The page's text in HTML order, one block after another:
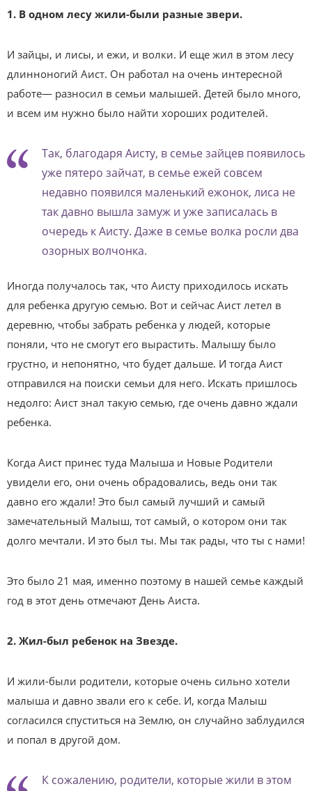
1. В одном лесу жили-были разные звери.
И зайцы, и лисы, и ежи, и волки. И еще жил в этом лесу
длинноногий Аист. Он работал на очень интересной
работе— разносил в семьи малышей. Детей было много,
и всем им нужно было найти хороших родителей.
Так, благодаря Аисту, в семье зайцев появилось
уже пятеро зайчат, в семье ежей совсем
недавно появился маленький ежонок, лиса не
так давно вышла замуж и уже записалась в
очередь к Аисту. Даже в семье волка росли два
озорных волчонка.
Иногда получалось так, что Аисту приходилось искать
для ребенка другую семью. Вот и сейчас Аист летел в
деревню, чтобы забрать ребенка у людей, которые
поняли, что не смогут его вырастить. Малышу было
грустно, и непонятно, что будет дальше. И тогда Аист
отправился на поиски семьи для него. Искать пришлось
недолго: Аист знал такую семью, где очень давно ждали
ребенка.
Когда Аист принес туда Малыша и Новые Родители
увидели его, они очень обрадовались, ведь они так
давно его ждали! Это был самый лучший и самый
замечательный Малыш, тот самый, о котором они так
долго мечтали. И это был ты. Мы так рады, что ты с нами!
Это было 21 мая, именно поэтому в нашей семье каждый
год в этот день от­мечают День Аиста.
2. Жил-был ребенок на Звезде.
И жили-были родители, которые очень сильно хотели
малыша и давно звали его к себе. И, когда Малыш
согласился спуститься на Землю, он случайно заблудился
и попал в другой дом.
К сожалению, родители, которые жили в этом